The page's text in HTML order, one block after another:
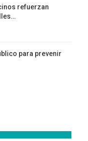
refuerzan
para prevenir